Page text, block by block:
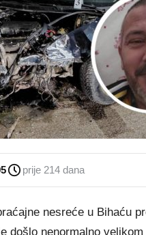
prije 214 dana
nesreće u Bihaću
došlo nenormalno velikom